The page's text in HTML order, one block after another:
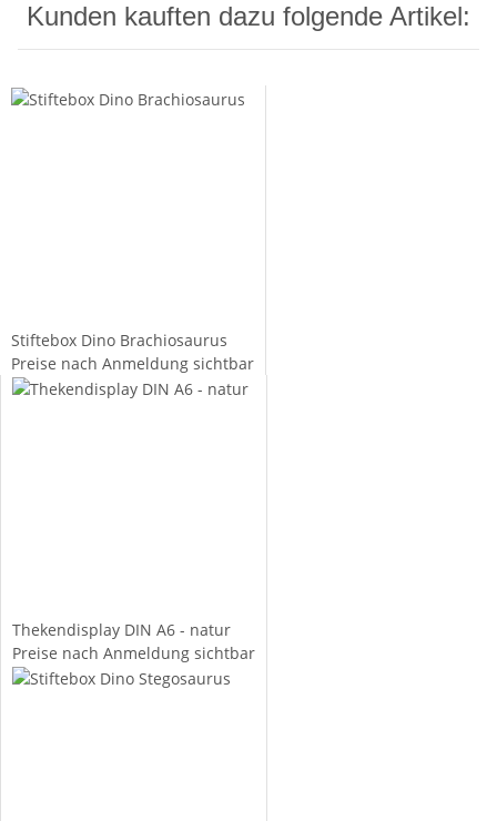
Kunden kauften dazu folgende Artikel:
Stiftebox Dino Brachiosaurus
Preise nach Anmeldung sichtbar
Thekendisplay DIN A6 - natur
Preise nach Anmeldung sichtbar